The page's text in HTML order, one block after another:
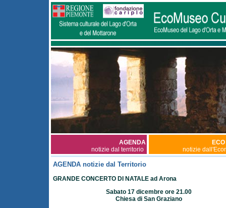
AGENDA
notizie dal territorio
notizie
AGENDA notizie dal Territorio
GRANDE CONCERTO DI NATALE ad Arona
Sabato 17 dicembre ore 21.00
Chiesa di San Graziano